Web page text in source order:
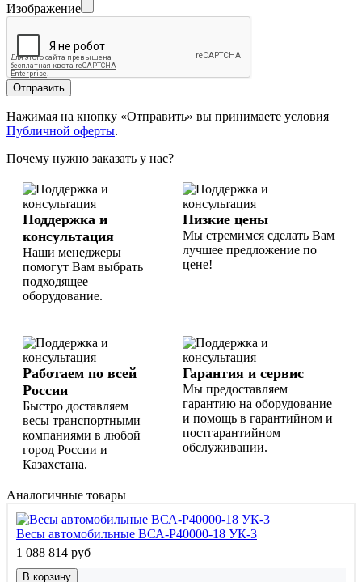
Изображение
Отправить
Нажимая на кнопку «Отправить» вы принимаете условия
Публичной оферты.
Почему нужно заказать у нас?
Поддержка и
консультация
Наши менеджеры
помогут Вам выбрать
подходящее
оборудование.
Низкие цены
Мы стремимся сделать Вам
лучшее предложение по
цене!
Работаем по всей
России
Быстро доставляем
весы транспортными
компаниями в любой
город России и
Казахстана.
Гарантия и сервис
Мы предоставляем
гарантию на оборудование
и помощь в гарантийном и
постгарантийном
обслуживании.
Аналогичные товары
Весы автомобильные ВСА-Р40000-18 УК-3
1 088 814 руб
В корзину